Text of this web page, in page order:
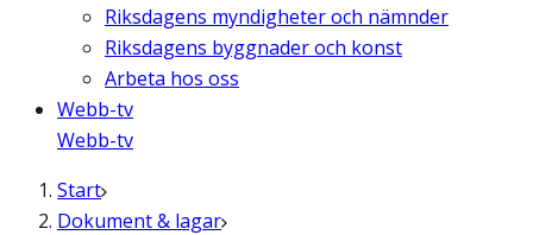
Riksdagens myndigheter och nämnder
Riksdagens byggnader och konst
Arbeta hos oss
Webb-tv
Webb-tv
Start
Dokument & lagar